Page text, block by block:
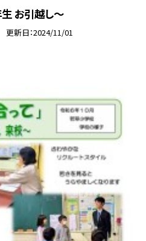
生 お引越し～
更新日 2024/11/01